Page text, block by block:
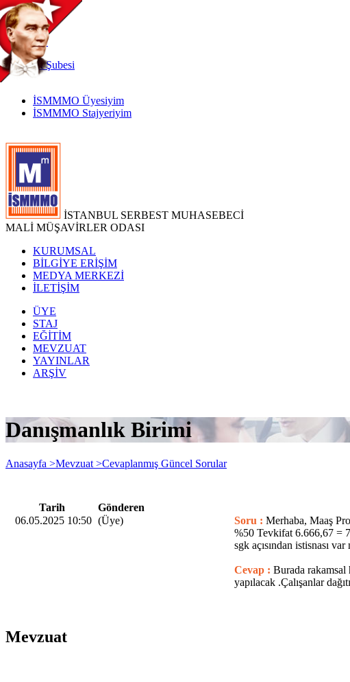
TR
|
EN
İnternetŞubesi
İSMMMO Üyesiyim
İSMMMO Stajyeriyim
İSTANBUL SERBEST MUHASEBECİ
MALİ MÜŞAVİRLER ODASI
KURUMSAL
BİLGİYE ERİŞİM
MEDYA MERKEZİ
İLETİŞİM
ÜYE
STAJ
EĞİTİM
MEVZUAT
YAYINLAR
ARŞİV
Danışmanlık Birimi
Anasayfa >Mevzuat >Cevaplanmış Güncel Sorular
Tarih
Gönderen
06.05.2025 10:50 (Üye) Soru : Merhaba, Maaş
%50 Tevkifat 6.666,67 =
sgk açısından istisnası
Cevap : Burada rakamsal
yapılacak .Çalışanlar
Mevzuat